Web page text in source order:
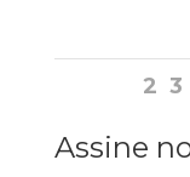
2 3
Assine